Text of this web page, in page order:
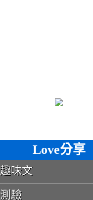
Love分享
趣味文
測驗